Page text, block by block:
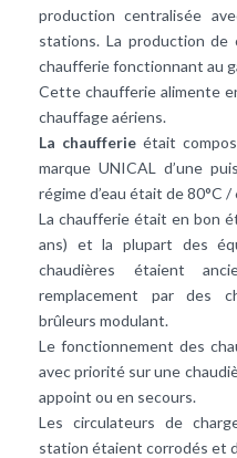
production centralisée
stations. La production de
chaufferiefonctionnant au
Cette chaufferie alimente
chauffage aériens.
La chaufferie était
marque UNICAL d’une
régime d’eau était de 80°C /
La chaufferie était en bon
ans) et la plupart des
chaudières étaient
remplacement par des
brûleurs modulant.
Le fonctionnement des
avec priorité sur une
appoint ou en secours.
Les circulateurs de
station étaient corrodés et